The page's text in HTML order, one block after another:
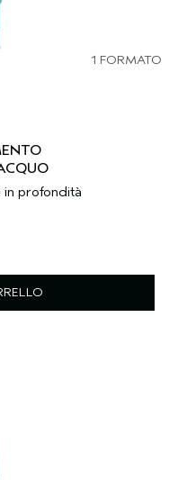
1 FORMATO
in profondità